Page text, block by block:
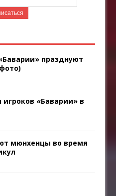
празднуют
«Баварии» в
мюнхенцы во время